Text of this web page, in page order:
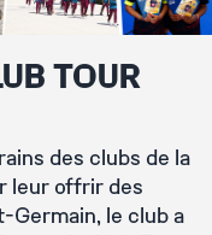
TOUR
des clubs de la
leur offrir des
Germain, le club a